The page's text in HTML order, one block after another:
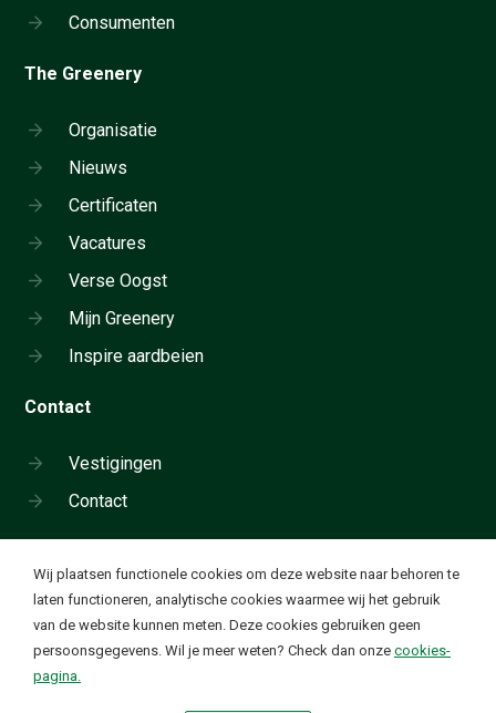
Consumenten
The Greenery
Organisatie
Nieuws
Certificaten
Vacatures
Verse Oogst
Mijn Greenery
Inspire aardbeien
Contact
Vestigingen
Contact
Neem telefonisch contact op:
+31 180 655 911
Wij plaatsen functionele cookies om deze website naar behoren te
laten functioneren, analytische cookies waarmee wij het gebruik
van de website kunnen meten. Deze cookies gebruiken geen
persoonsgegevens. Wil je meer weten? Check dan onze cookies-
pagina.
Cookie instellingen
✔
Ik wil functionele en analytische cookies. Deze cookies
worden geplaatst om onze website goed te laten
functioneren en om bezoekstatistieken te verzamelen op